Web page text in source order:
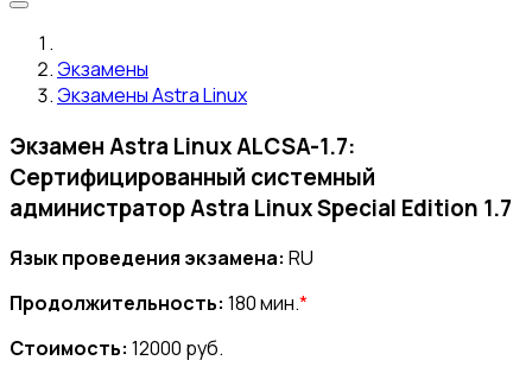
Экзамены
Экзамены Astra Linux
Экзамен Astra Linux ALCSA-1.7:
Сертифицированный системный
администратор Astra Linux Special Edition 1.7
Язык проведения экзамена: RU
Продолжительность: 180 мин.*
Стоимость: 12000 руб.